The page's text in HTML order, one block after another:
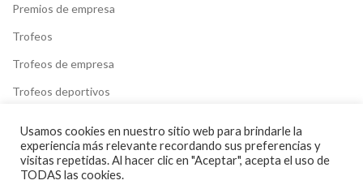
Premios de empresa
Trofeos
Trofeos de empresa
Trofeos deportivos
CRISTALPRINT 2021 CREATED BY
Usamos cookies en nuestro sitio web para brindarle la
experiencia más relevante recordando sus preferencias y
visitas repetidas. Al hacer clic en "Aceptar", acepta el uso de
TODAS las cookies.